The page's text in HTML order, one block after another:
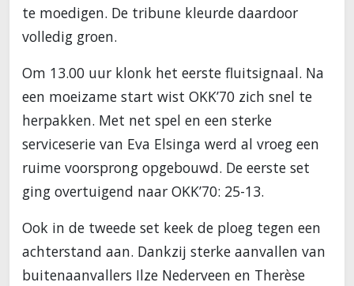
te moedigen. De tribune kleurde daardoor
volledig groen.
Om 13.00 uur klonk het eerste fluitsignaal. Na
een moeizame start wist OKK’70 zich snel te
herpakken. Met net spel en een sterke
serviceserie van Eva Elsinga werd al vroeg een
ruime voorsprong opgebouwd. De eerste set
ging overtuigend naar OKK’70: 25-13.
Ook in de tweede set keek de ploeg tegen een
achterstand aan. Dankzij sterke aanvallen van
buitenaanvallers Ilze Nederveen en Therèse